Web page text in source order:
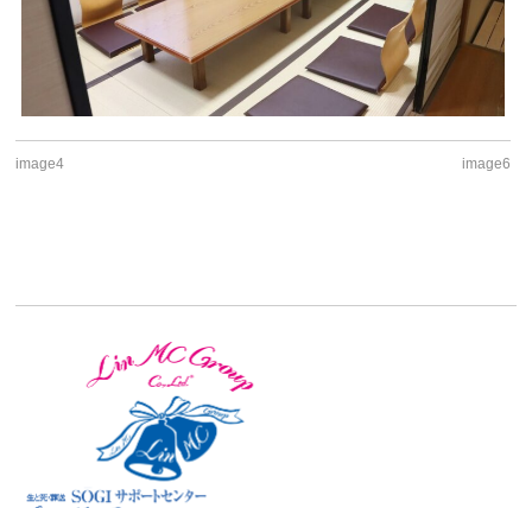
image4 image6